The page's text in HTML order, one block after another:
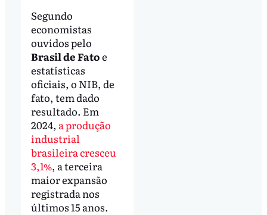
Segundo
economistas
ouvidos pelo
Brasil de Fatoe
estatísticas
oficiais, o NIB, de
fato, tem dado
resultado. Em
2024, a produção
industrial
brasileira cresceu
3,1%, a terceira
maior expansão
registrada nos
últimos 15 anos.